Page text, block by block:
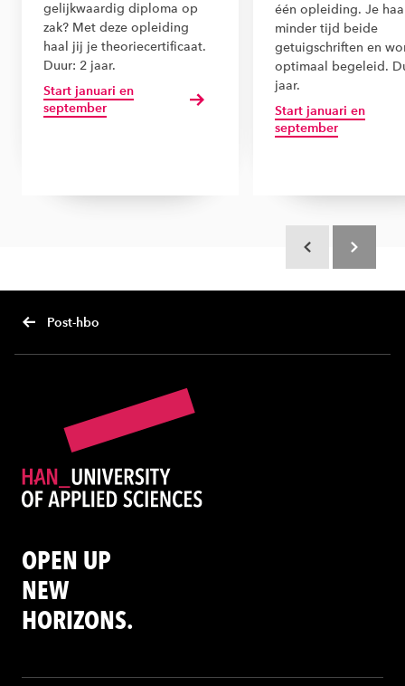
gelijkwaardig diploma op
zak? Met deze opleiding
haal jij je theoriecertificaat.
Duur: 2 jaar.
Start januari en
september
één opleiding. Je
minder tijd beide
getuigschriften en
optimaal begeleid.
jaar.
Start januari en
september
Post-hbo
OPEN UP
NEW
HORIZONS.